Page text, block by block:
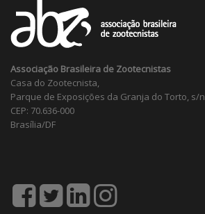
Associação Brasileira de Zootecnistas
Casa do Zootecnista,
Parque de Exposições da Granja do Torto, s/n
CEP: 70.636-000
Brasília/DF